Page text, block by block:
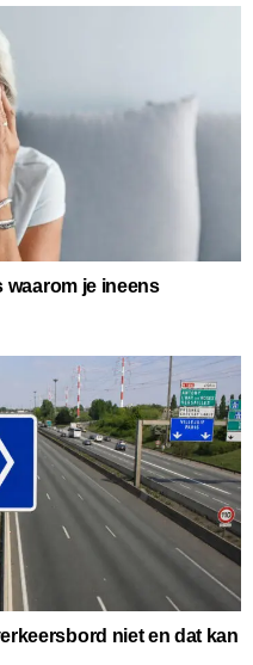
waarom je ineens
niet en dat kan